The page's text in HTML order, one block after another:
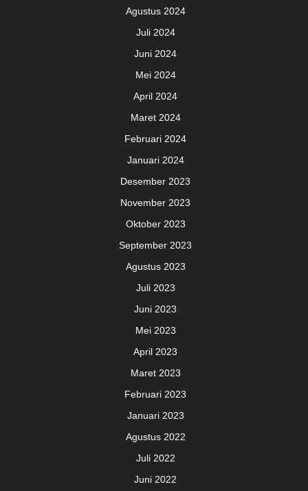
Agustus 2024
Juli 2024
Juni 2024
Mei 2024
April 2024
Maret 2024
Februari 2024
Januari 2024
Desember 2023
November 2023
Oktober 2023
September 2023
Agustus 2023
Juli 2023
Juni 2023
Mei 2023
April 2023
Maret 2023
Februari 2023
Januari 2023
Agustus 2022
Juli 2022
Juni 2022